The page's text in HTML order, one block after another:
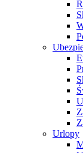
Urlopy